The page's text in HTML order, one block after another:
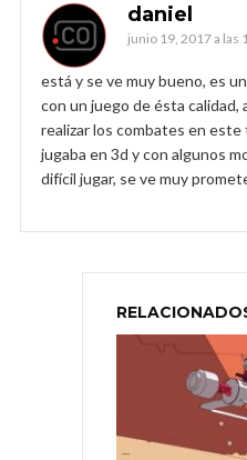
daniel
junio 19, 2017 a las
está y se ve muy bueno, es
con un juego de ésta calidad,
realizar los combates en
jugaba en 3d y con algunos
difícil jugar, se ve muy